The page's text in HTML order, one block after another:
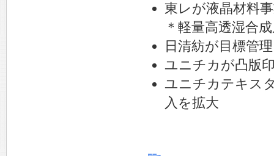
東レが液晶材料
＊軽量高透湿合
日清紡が目標管
ユニチカが凸版
ユニチカテキス
入を拡大